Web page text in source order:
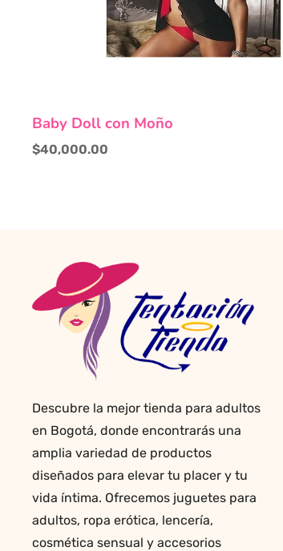
Baby Doll con Moño
$40,000.00
Descubre la mejor tienda para adultos
en Bogotá, donde encontrarás una
amplia variedad de productos
diseñados para elevar tu placer y tu
vida íntima. Ofrecemos juguetes para
adultos, ropa erótica, lencería,
cosmética sensual y accesorios